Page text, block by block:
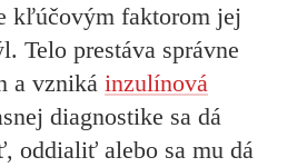
kľúčovým faktorom jej
Telo prestáva správne
a vzniká inzulínová
diagnostike sa dá
oddialiť alebo sa mu dá